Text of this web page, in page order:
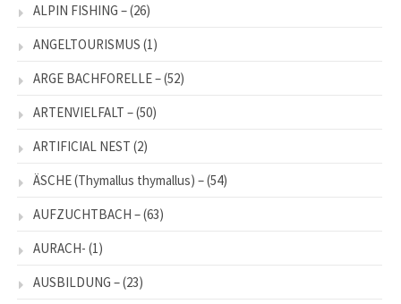
ALPIN FISHING –(26)
ANGELTOURISMUS (1)
ARGE BACHFORELLE –(52)
ARTENVIELFALT –(50)
ARTIFICIAL NEST (2)
ÄSCHE (Thymallus thymallus) –(54)
AUFZUCHTBACH –(63)
AURACH- (1)
AUSBILDUNG –(23)